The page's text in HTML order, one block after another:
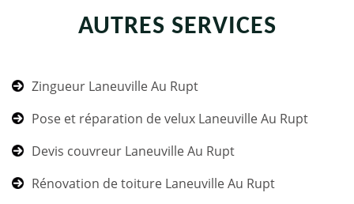
AUTRES SERVICES
Zingueur Laneuville Au Rupt
Pose et réparation de velux Laneuville Au Rupt
Devis couvreur Laneuville Au Rupt
Rénovation de toiture Laneuville Au Rupt